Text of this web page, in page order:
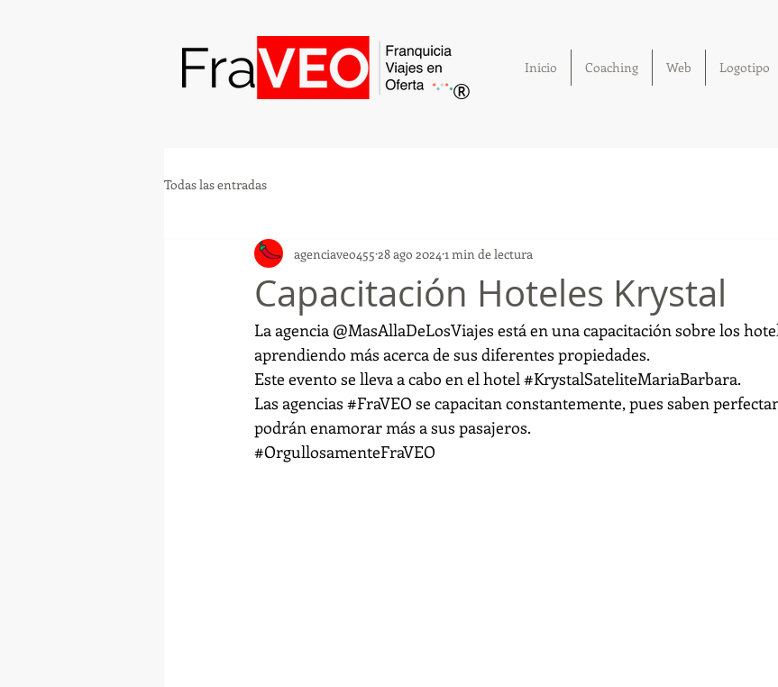
®
Inicio Coaching Web Logotipo
Todas las entradas
Capacitación Hoteles Krystal
agenciaveo455 28 ago 2024 1 min de lectura
La agencia @MasAllaDeLosViajes está en una capacitación sobre los
aprendiendo más acerca de sus diferentes propiedades.
Este evento se lleva a cabo en el hotel #KrystalSateliteMariaBarbara.
Las agencias #FraVEO se capacitan constantemente, pues saben
podrán enamorar más a sus pasajeros.
#OrgullosamenteFraVEO